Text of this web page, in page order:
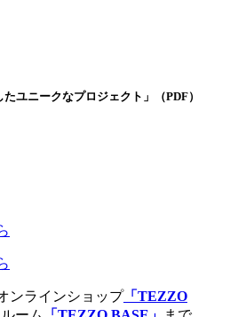
ユニークなプロジェクト」（PDF）
ンラインショップ「TEZZO